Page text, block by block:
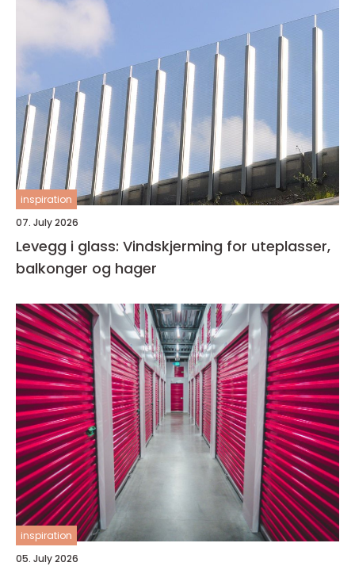
inspiration
07. July 2026
Levegg i glass: Vindskjerming for uteplasser,
balkonger og hager
inspiration
05. July 2026